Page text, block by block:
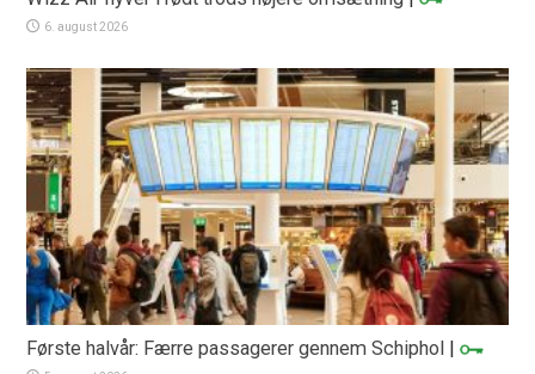
6. august 2026
Første halvår: Færre passagerer gennem Schiphol |